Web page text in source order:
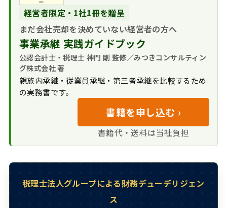
成・電子化
Q&Aの想定とリハ
ーサル
社内体制の構築
データルームの準備と効率的な運営
情報開示の範囲と
タイミング
秘密情報の取り扱
い
方法と注意点
インタビューの準
備
インタビュー中の
注意点
セラーズDDの実施メリットと具体
的な進め方
セラーズ・デュー
具体的な進め方
M&Aに潜む財務リ
スク、見逃していませ
よくある質問｜DDへの売り手の心
得・準備（FAQ）
売り手がデューデリジェンスを受け
る準備のまとめ
経営者限定・1社1冊を贈呈
まだ会社売却を決めていない経営者の方へ
事業承継 実践ガイドブック
公認会計士・税理士 神門 剛 監修／みつきコンサルティン
グ株式会社 著
親族内承継・従業員承継・第三者承継を比較するため
の実務書です。
書籍を申し込む ›
書籍代・送料は当社負担
税理士法人グループによる財務デューデリジェン
ス